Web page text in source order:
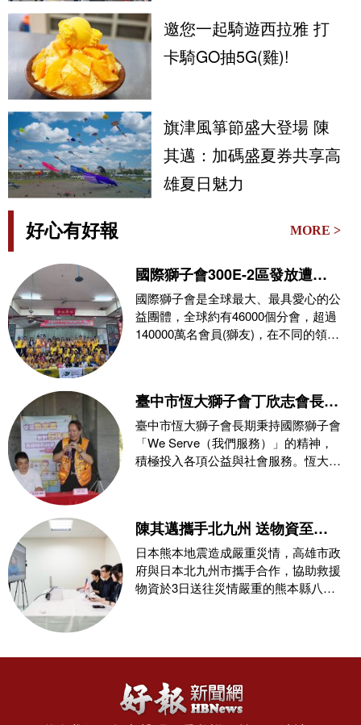
邀您一起騎遊西拉雅 打
卡騎GO抽5G(雞)!
旗津風箏節盛大登場 陳
其邁：加碼盛夏券共享高
雄夏日魅力
好心有好報 MORE >
國際獅子會300E-2區發放遭
0626豪雨侵襲受災戶救災物資
國際獅子會是全球最大、最具愛心的公
益團體，全球約有46000個分會，超過
140000萬名會員(獅友)，在不同的領
臺中市恆大獅子會丁欣志會長攜
手消防局推動公益，玉之緣珠寶
力挺防災教育與熱血捐血守護社
會
臺中市恆大獅子會長期秉持國際獅子會
「We Serve（我們服務）」的精神，
積極投入各項公益與社會服務。恆大獅
陳其邁攜手北九州 送物資至熊
本災區
日本熊本地震造成嚴重災情，高雄市政
府與日本北九州市攜手合作，協助救援
物資於3日送往災情嚴重的熊本縣八代